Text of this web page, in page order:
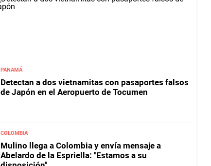
PANAMÁ
Detectan a dos vietnamitas con pasaportes falsos
de Japón en el Aeropuerto de Tocumen
COLOMBIA
Mulino llega a Colombia y envía mensaje a
Abelardo de la Espriella: "Estamos a su